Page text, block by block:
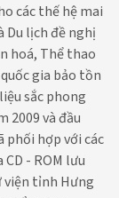
các thế hệ mai
Du lịch đề nghị
hoá, Thể thao
gia bảo tồn
sắc phong
2009 và đầu
phối hợp với các
- ROM lưu
viện tỉnh Hưng